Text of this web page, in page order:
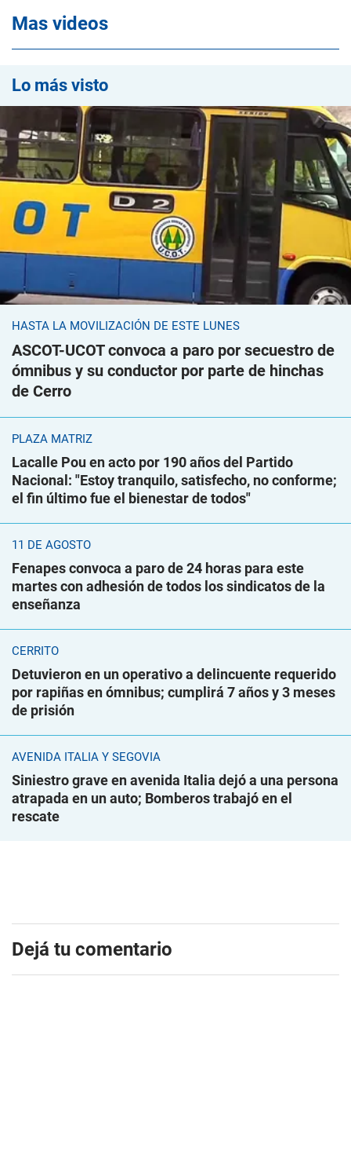
Mas videos
Lo más visto
HASTA LA MOVILIZACIÓN DE ESTE LUNES
ASCOT-UCOT convoca a paro por secuestro de
ómnibus y su conductor por parte de hinchas
de Cerro
PLAZA MATRIZ
Lacalle Pou en acto por 190 años del Partido
Nacional: "Estoy tranquilo, satisfecho, no conforme;
el fin último fue el bienestar de todos"
11 DE AGOSTO
Fenapes convoca a paro de 24 horas para este
martes con adhesión de todos los sindicatos de la
enseñanza
CERRITO
Detuvieron en un operativo a delincuente requerido
por rapiñas en ómnibus; cumplirá 7 años y 3 meses
de prisión
AVENIDA ITALIA Y SEGOVIA
Siniestro grave en avenida Italia dejó a una persona
atrapada en un auto; Bomberos trabajó en el
rescate
Dejá tu comentario